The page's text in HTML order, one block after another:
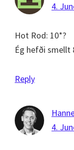
4.
Hot Rod: 10*?
Ég hefði smellt
Reply
4.